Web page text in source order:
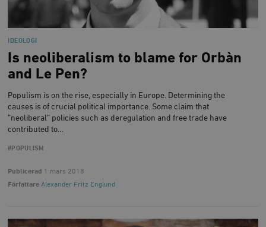
IDEOLOGI
Is neoliberalism to blame for Orbàn
and Le Pen?
Populism is on the rise, especially in Europe. Determining the
causes is of crucial political importance. Some claim that
”neoliberal” policies such as deregulation and free trade have
contributed to…
#POPULISM
Publicerad 1 mars 2018
Författare Alexander Fritz Englund